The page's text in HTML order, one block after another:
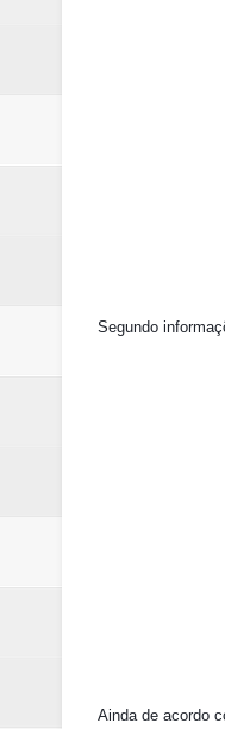
Segundo
Ainda de acordo